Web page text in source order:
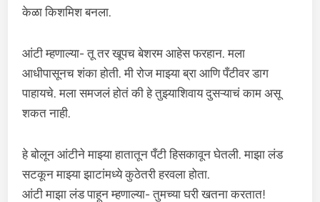
केळा किशमिश बनला.
आंटी म्हणाल्या- तू तर खूपच बेशरम आहेस फरहान. मला
आधीपासूनच शंका होती. मी रोज माझ्या ब्रा आणि पँटीवर डाग
पाहायचे. मला समजलं होतं की हे तुझ्याशिवाय दुसऱ्याचं काम असू
शकत नाही.
हे बोलून आंटीने माझ्या हातातून पँटी हिसकावून घेतली. माझा लंड
सटकून माझ्या झाटांमध्ये कुठेतरी हरवला होता.
आंटी माझा लंड पाहून म्हणाल्या- तुमच्या घरी खतना करतात!